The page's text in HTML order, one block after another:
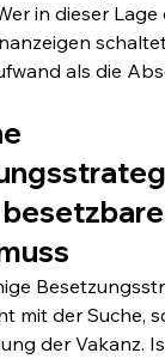
in dieser
als die
mit der Suche,
der Vakanz.